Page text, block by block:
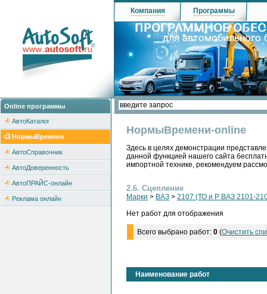
Online программы
АвтоКаталог
НормыВремени
АвтоСправочник
АвтоДоверенность
АвтоПРАЙС-онлайн
Реклама онлайн
Компания Программы
НормыВремени-online
Здесь в целях демонстрации
данной функцией нашего сайта
импортной технике, рекомендуем
2.6. Сцепление
Марки > ВАЗ > 2107 (ТО и Р ВАЗ 2101-
Нет работ для отображения
Всего выбрано работ: 0 (Очистить
Наименование работ